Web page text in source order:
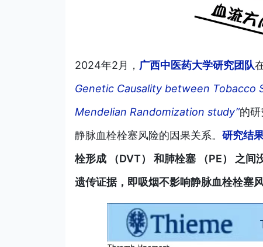
2024年2月 ， 广西中医药大学研究团队
Genetic Causality between Tobacco
Mendelian Randomization study”的
静脉血栓栓塞风险的因果关系。 研究结
栓形成 （DVT） 和肺栓塞 （PE） 之
遗传证据，即吸烟不影响静脉血栓栓塞风